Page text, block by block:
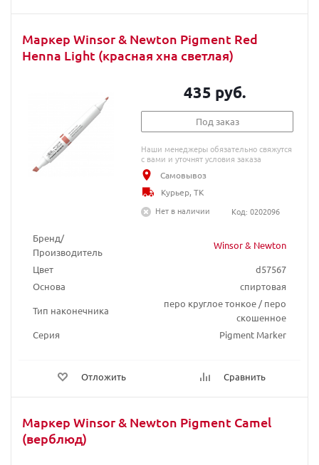
Маркер Winsor & Newton Pigment Red
Henna Light (красная хна светлая)
Бренд/
Производитель
Winsor & Newton
Цвет
d57567
Основа
спиртовая
Тип наконечника
перо круглое тонкое / перо
скошенное
Серия
Pigment Marker
Отложить Сравнить
435 руб.
Под заказ
Наши менеджеры обязательно свяжутся
с вами и уточнят условия заказа
Самовывоз
Курьер, ТК
Нет в наличии
Код: 0202096
Маркер Winsor & Newton Pigment Camel
(верблюд)